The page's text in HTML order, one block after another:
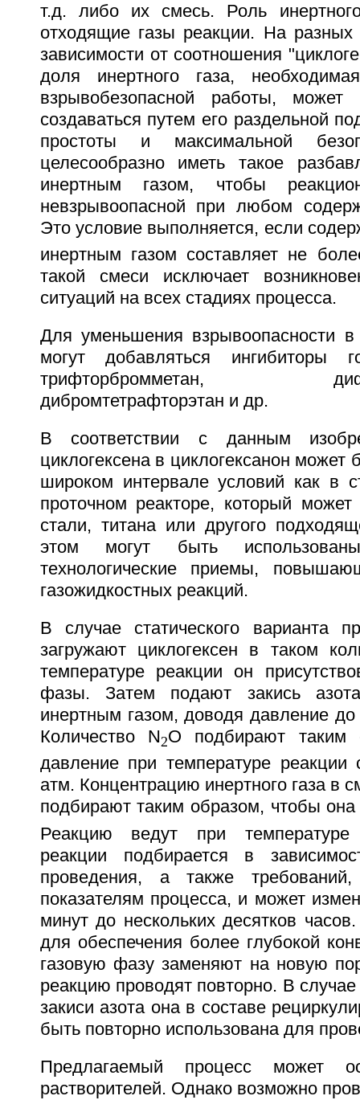
т.д. либо их смесь. Роль
отходящие газы реакции. На разных
зависимости от соотношения
доля инертного газа,
взрывобезопасной работы,
создаваться путем его раздельной
простоты и максимальной
целесообразно иметь такое
инертным газом, чтобы
невзрывоопасной при любом
Это условие выполняется, если
инертным газом составляет не
такой смеси исключает
ситуаций на всех стадиях процесса.
Для уменьшения взрывоопасности
могут добавляться ингибиторы
трифторбромметан,
дибромтетрафторэтан и др.
В соответствии с данным
циклогексена в циклогексанон может
широком интервале условий как в
проточном реакторе, который
стали, титана или другого
этом могут быть
технологические приемы,
газожидкостных реакций.
В случае статического варианта
загружают циклогексен в таком
температуре реакции он
фазы. Затем подают закись
инертным газом, доводя давление
Количество N2O подбирают таким
давление при температуре реакции
атм. Концентрацию инертного газа в
подбирают таким образом, чтобы
Реакцию ведут при температуре
реакции подбирается в
проведения, а также
показателям процесса, и может
минут до нескольких десятков
для обеспечения более глубокой
газовую фазу заменяют на новую
реакцию проводят повторно. В
закиси азота она в составе
быть повторно использована для
Предлагаемый процесс может
растворителей. Однако возможно